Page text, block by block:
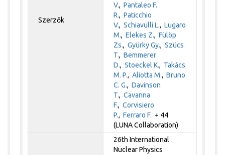
Szerzők
V.,Pantaleo F.
R.,Paticchio
V.,Schiavulli L.,Lugaro
M.,Elekes Z.,Fülöp
Zs.,Gyürky Gy.,Szücs
T.,Bemmerer
D.,Stoeckel K., Takács
M. P.,Aliotta M.,Bruno
C. G.,Davinson
T.,Cavanna
F.,Corvisiero
P.,Ferraro F. + 44
(LUNA Collaboration)
26th International
Nuclear Physics